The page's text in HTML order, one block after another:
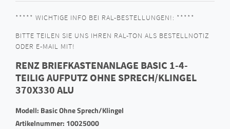
***** WICHTIGE INFO BEI RAL-BESTELLUNGEN!: *****
BITTE TEILEN SIE UNS IHREN RAL-TON ALS BESTELLNOTIZ
ODER E-MAIL MIT!
RENZ BRIEFKASTENANLAGE BASIC 1-4-
TEILIG AUFPUTZ OHNE SPRECH/KLINGEL
370X330 ALU
Modell: Basic Ohne Sprech/Klingel
Artikelnummer: 10025000